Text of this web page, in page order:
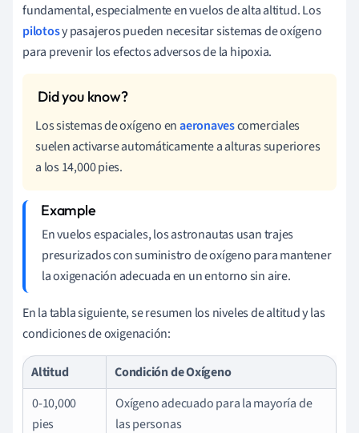
fundamental, especialmente en vuelos de alta altitud. Los
pilotosy pasajeros pueden necesitar sistemas de oxígeno
para prevenir los efectos adversos de la hipoxia.
Los sistemas de oxígeno enaeronavescomerciales
suelen activarse automáticamente a alturas superiores
a los 14,000 pies.
En vuelos espaciales, los astronautas usan trajes
presurizados con suministro de oxígeno para mantener
la oxigenación adecuada en un entorno sin aire.
En la tabla siguiente, se resumen los niveles de altitud y las
condiciones de oxigenación:
Altitud
Condición de Oxígeno
0-10,000
pies
Oxígeno adecuado para la mayoría de
las personas